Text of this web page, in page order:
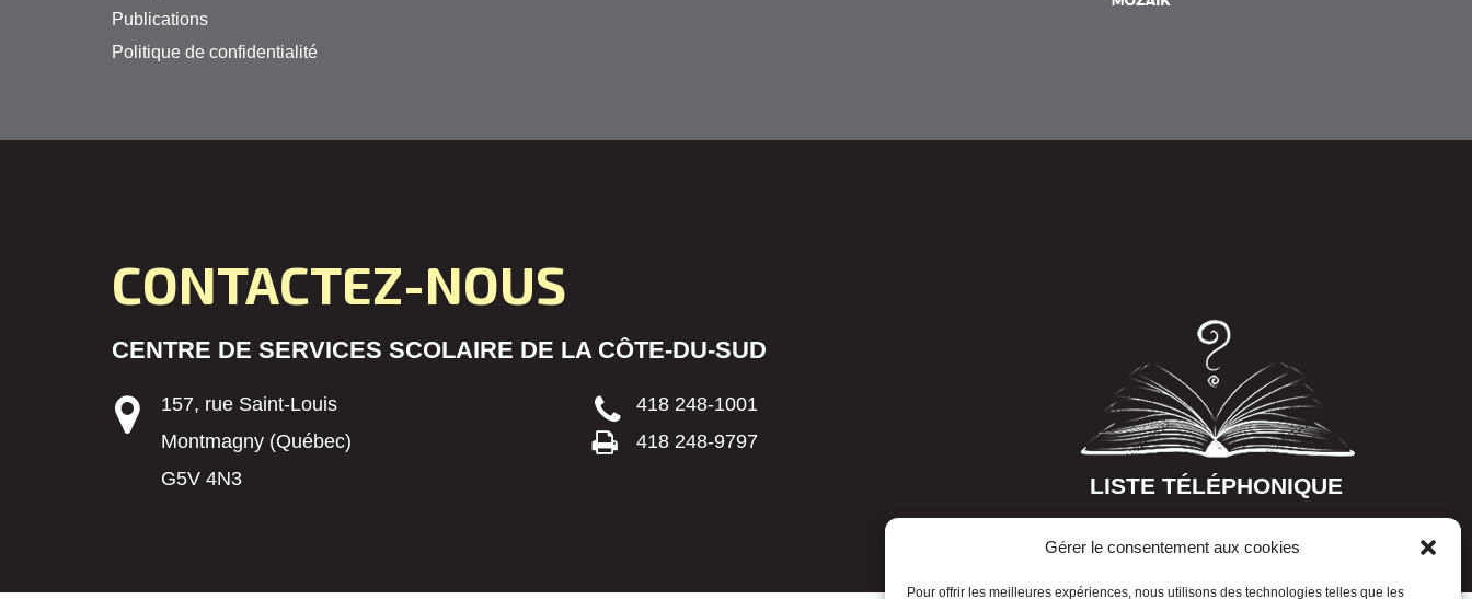
Gérer le consentement aux cookies
Pour offrir les meilleures expériences, nous utilisons des technologies telles que les
Publications
Politique de confidentialité
CONTACTEZ-NOUS
CENTRE DE SERVICES SCOLAIRE DE LA CÔTE-DU-SUD
157, rue Saint-Louis
Montmagny (Québec)
G5V 4N3
418 248-1001
418 248-9797
LISTE TÉLÉPHONIQUE